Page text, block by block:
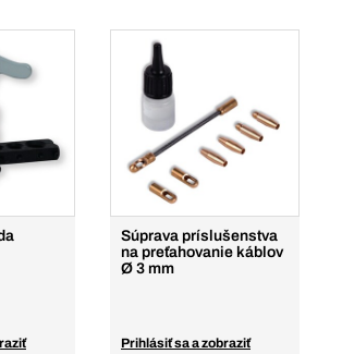
Súprava príslušenstva
na preťahovanie káblov
Ø 3 mm
Prihlásiť sa a zobraziť